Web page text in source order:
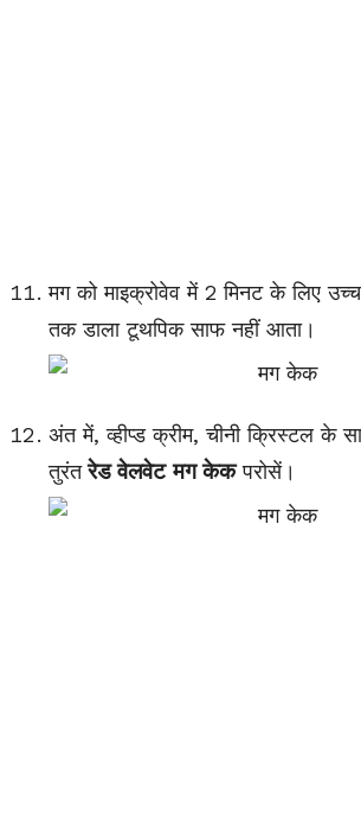
मग को माइक्रोवेव में 2 मिनट के लिए
तक डाला टूथपिक साफ नहीं आता।
अंत में, व्हीप्ड क्रीम, चीनी क्रिस्टल के
तुरंतरेड वेलवेट मग केकपरोसें।